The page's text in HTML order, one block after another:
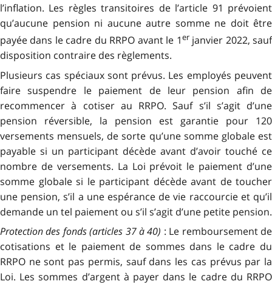
l’inflation. Les règles transitoires de l’article 91 prévoient
qu’aucune pension ni aucune autre somme ne doit être
payée dans le cadre du RRPO avant le 1erjanvier 2022, sauf
disposition contraire des règlements.
Plusieurs cas spéciaux sont prévus. Les employés peuvent
faire suspendre le paiement de leur pension afin de
recommencer à cotiser au RRPO. Sauf s’il s’agit d’une
pension réversible, la pension est garantie pour 120
versements mensuels, de sorte qu’une somme globale est
payable si un participant décède avant d’avoir touché ce
nombre de versements. La Loi prévoit le paiement d’une
somme globale si le participant décède avant de toucher
une pension, s’il a une espérance de vie raccourcie et qu’il
demande un tel paiement ou s’il s’agit d’une petite pension.
Protection des fonds (articles 37 à 40) : Le remboursement de
cotisations et le paiement de sommes dans le cadre du
RRPO ne sont pas permis, sauf dans les cas prévus par la
Loi. Les sommes d’argent à payer dans le cadre du RRPO